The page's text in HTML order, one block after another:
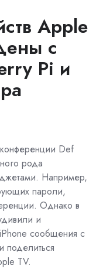
Apple
с
Pi и
Def
рода
Например,
пароли,
Однако в
и
сообщения с
поделиться
TV.